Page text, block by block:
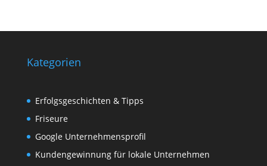
Kategorien
Erfolgsgeschichten & Tipps
Friseure
Google Unternehmensprofil
Kundengewinnung für lokale Unternehmen